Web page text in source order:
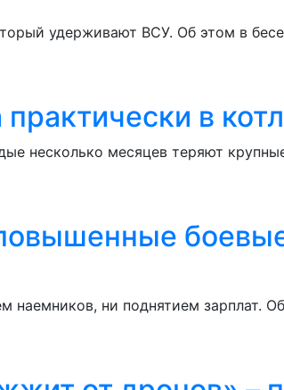
удерживают ВСУ. Об этом в
в
несколько месяцев теряют
наемников, ни поднятием зарплат.